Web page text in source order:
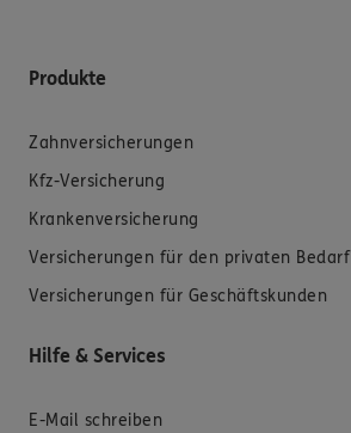
Produkte
Zahnversicherungen
Kfz-Versicherung
Krankenversicherung
Versicherungen für den privaten Bedarf
Versicherungen für Geschäftskunden
Hilfe & Services
E-Mail schreiben